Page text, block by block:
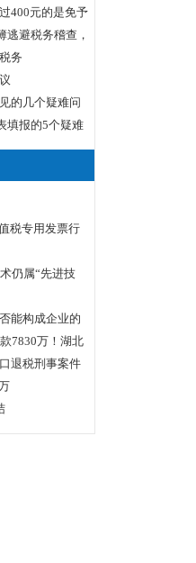
400元的是免予
逃避税务稽查，
务
的几个疑难问
填报的5个疑难
税专用发票行
仍属“先进技
方法仍非常管
能构成企业的
7830万！湖北
退税刑事案件